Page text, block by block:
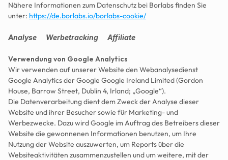
Nähere Informationen zum Datenschutz bei Borlabs finden Sie
unter: https://de.borlabs.io/borlabs-cookie/
Analyse      Werbetracking      Affiliate
Verwendung von Google Analytics
Wir verwenden auf unserer Website den Webanalysedienst
Google Analytics der Google Google Ireland Limited (Gordon
House, Barrow Street, Dublin 4, Irland; „Google“).
Die Datenverarbeitung dient dem Zweck der Analyse dieser
Website und ihrer Besucher sowie für Marketing- und
Werbezwecke. Dazu wird Google im Auftrag des Betreibers dieser
Website die gewonnenen Informationen benutzen, um Ihre
Nutzung der Website auszuwerten, um Reports über die
Websiteaktivitäten zusammenzustellen und um weitere, mit der